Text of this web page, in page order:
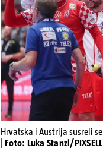
Hrvatska i Austrija susreli
Foto: Luka Stanzl/PIXSELL